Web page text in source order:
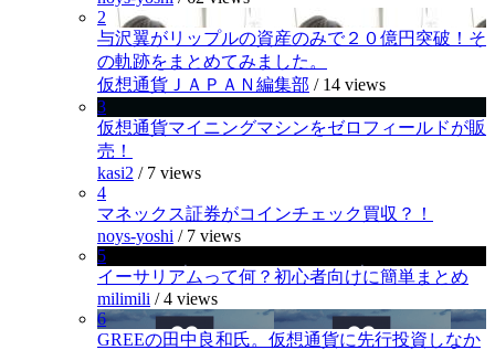
2
与沢翼がリップルの資産のみで２０億円突破！そ
の軌跡をまとめてみました。
仮想通貨ＪＡＰＡＮ編集部 / 14 views
3
仮想通貨マイニングマシンをゼロフィールドが販
売！
kasi2 / 7 views
4
マネックス証券がコインチェック買収？！
noys-yoshi / 7 views
5
イーサリアムって何？初心者向けに簡単まとめ
milimili /4 views
6
GREEの田中良和氏。仮想通貨に先行投資しなか